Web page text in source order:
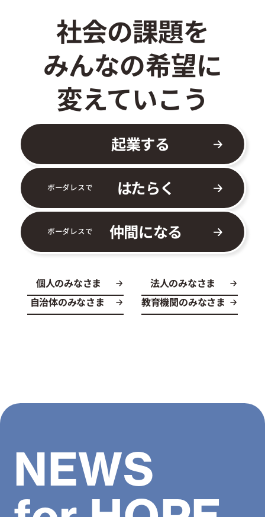
社会の課題を
みんなの希望に
変えていこう
起業する
ボーダレスで はたらく
ボーダレスで 仲間になる
個人のみなさま
法人のみなさま
自治体のみなさま
教育機関のみなさま
NEWS